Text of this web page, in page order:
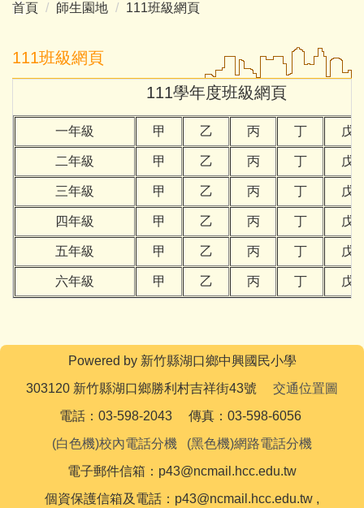
首頁 師生園地 111班級網頁
111班級網頁
111學年度班級網頁
一年級 甲 乙 丙 丁 戊
二年級 甲 乙 丙 丁 戊
三年級 甲 乙 丙 丁 戊
四年級 甲 乙 丙 丁 戊
五年級 甲 乙 丙 丁 戊
六年級 甲 乙 丙 丁 戊
Powered by 新竹縣湖口鄉中興國民小學
303120 新竹縣湖口鄉勝利村吉祥街43號 交通位置圖
電話：03-598-2043 傳真：03-598-6056
(白色機)校內電話分機
(黑色機)網路電話分機
電子郵件信箱：p43@ncmail.hcc.edu.tw
個資保護信箱及電話：p43@ncmail.hcc.edu.tw ,